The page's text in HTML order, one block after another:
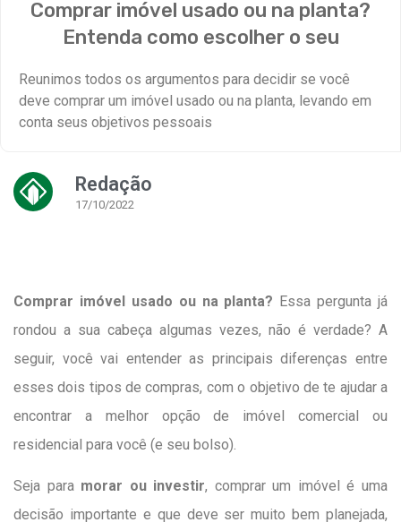
Comprar imóvel usado ou na planta?
Entenda como escolher o seu
Reunimos todos os argumentos para decidir se você
deve comprar um imóvel usado ou na planta, levando em
conta seus objetivos pessoais
Redação
17/10/2022
Comprar imóvel usado ou na planta? Essa pergunta já
rondou a sua cabeça algumas vezes, não é verdade? A
seguir, você vai entender as principais diferenças entre
esses dois tipos de compras, com o objetivo de te ajudar a
encontrar a melhor opção de imóvel comercial ou
residencial para você (e seu bolso).
Seja paramorar ou investir, comprar um imóvel é uma
decisão importante e que deve ser muito bem planejada,